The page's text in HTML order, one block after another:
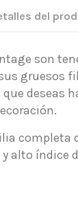
del
son
gruesos
deseas
completa
alto índice